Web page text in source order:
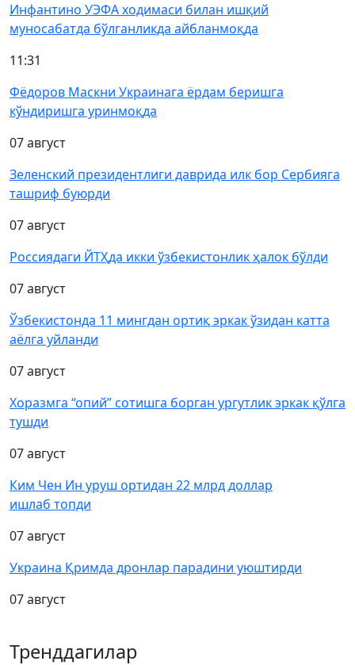
Инфантино УЭФА ходимаси билан ишқий
муносабатда бўлганликда айбланмоқда
11:31
Фёдоров Маскни Украинага ёрдам беришга
кўндиришга уринмоқда
07 август
Зеленский президентлиги даврида илк бор Сербияга
ташриф буюрди
07 август
Россиядаги ЙТҲда икки ўзбекистонлик ҳалок бўлди
07 август
Ўзбекистонда 11 мингдан ортиқ эркак ўзидан катта
аёлга уйланди
07 август
Хоразмга “опий” сотишга борган ургутлик эркак қўлга
тушди
07 август
Ким Чен Ин уруш ортидан 22 млрд доллар
ишлаб топди
07 август
Украина Қримда дронлар парадини уюштирди
07 август
Тренддагилар